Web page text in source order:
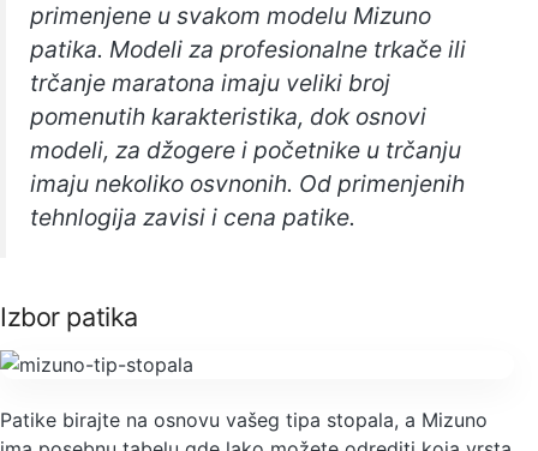
primenjene u svakom modelu Mizuno
patika. Modeli za profesionalne trkače ili
trčanje maratona imaju veliki broj
pomenutih karakteristika, dok osnovi
modeli, za džogere i početnike u trčanju
imaju nekoliko osvnonih. Od primenjenih
tehnlogija zavisi i cena patike.
Izbor patika
Patike birajte na osnovu vašeg tipa stopala, a Mizuno